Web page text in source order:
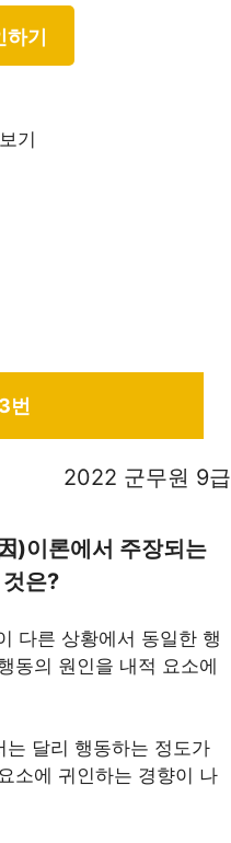
기
번
2022 군무원 9급
)이론에서 주장되는
은?
다른 상황에서 동일한 행
동의 원인을 내적 요소에
달리 행동하는 정도가
소에 귀인하는 경향이 나